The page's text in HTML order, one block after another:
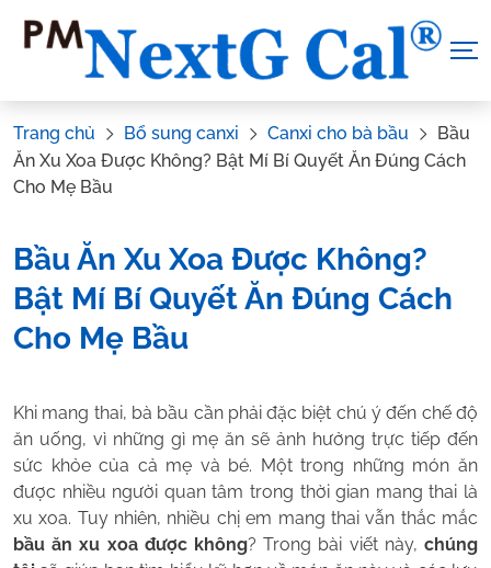
Trang chủ Bổ sung canxi Canxi cho bà bầu
Bầu
Ăn Xu Xoa Được Không? Bật Mí Bí Quyết Ăn Đúng Cách
Cho Mẹ Bầu
Bầu Ăn Xu Xoa Được Không?
Bật Mí Bí Quyết Ăn Đúng Cách
Cho Mẹ Bầu
Tác Giả: Nguyễn Thị Hiền Tham vấn y khoa:
Dược sĩ Vũ
Thị Hậu
Khi mang thai, bà bầu cần phải đặc biệt chú ý đến chế độ
ăn uống, vì những gì mẹ ăn sẽ ảnh hưởng trực tiếp đến
sức khỏe của cả mẹ và bé. Một trong những món ăn
được nhiều người quan tâm trong thời gian mang thai là
xu xoa. Tuy nhiên, nhiều chị em mang thai vẫn thắc mắc
bầu ăn xu xoa được không? Trong bài viết này, chúng